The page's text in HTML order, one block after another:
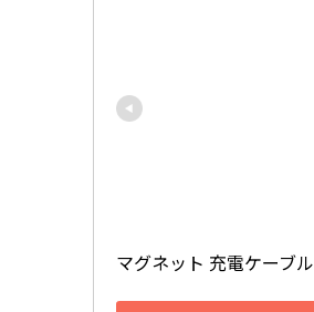
マグネット 充電ケーブル